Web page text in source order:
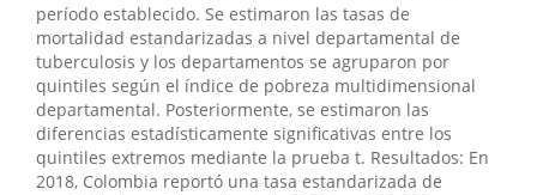
período establecido. Se estimaron las tasas de
mortalidad estandarizadas a nivel departamental de
tuberculosis y los departamentos se agruparon por
quintiles según el índice de pobreza multidimensional
departamental. Posteriormente, se estimaron las
diferencias estadísticamente significativas entre los
quintiles extremos mediante la prueba t. Resultados: En
2018, Colombia reportó una tasa estandarizada de